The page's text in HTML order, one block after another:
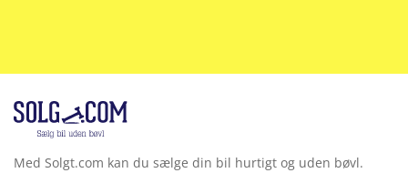
Med Solgt.com kan du sælge din bil hurtigt og uden bøvl.